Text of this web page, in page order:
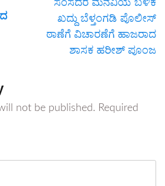
ಖದ್ದು ಬೆಳ್ತಂಗಡಿ ಪೊಲೀಸ್
‌ಠಾಣೆಗೆ ವಿಚಾರಣೆಗೆ ಹಾಜರಾದ
ಶಾಸಕ ಹರೀಶ್ ಪೂಂಜ
not be published. Required